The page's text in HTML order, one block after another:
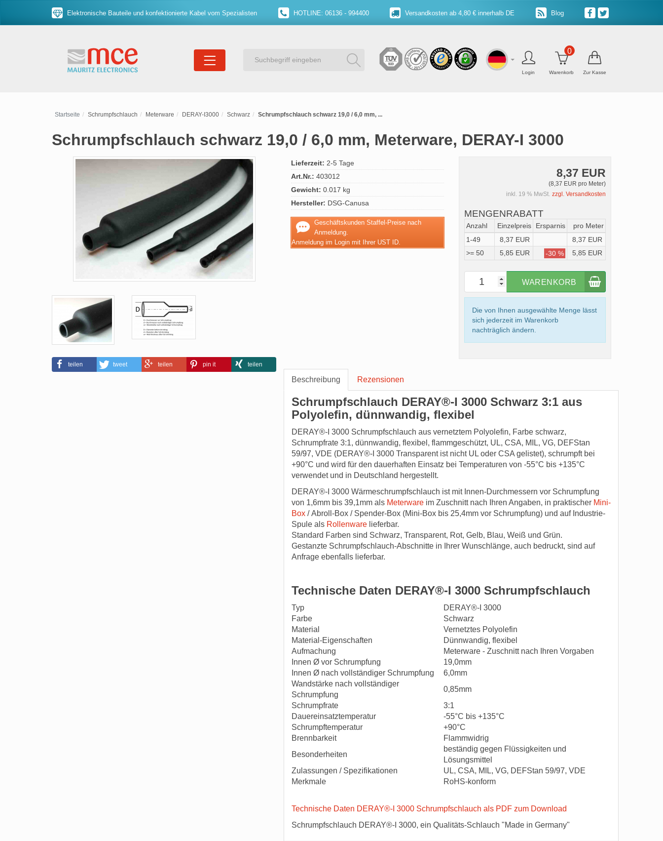
Elektronische Bauteile und konfektionierte Kabel vom Spezialisten HOTLINE: 06136 - 994400 Versandkosten ab 4,80 € innerhalb DE Blog
Login Warenkorb
0
Zur Kasse
Startseite Schrumpfschlauch Meterware DERAY-I3000 Schwarz Schrumpfschlauch schwarz 19,0 / 6,0 mm, ...
Schrumpfschlauch schwarz 19,0 / 6,0 mm, Meterware, DERAY-I 3000
teilen tweet teilen pin it teilen
Lieferzeit: 2-5 Tage
Art.Nr.: 403012
Gewicht: 0.017 kg
Hersteller: DSG-Canusa
Geschäftskunden Staffel-Preise nach
Anmeldung.
Anmeldung im Login mit Ihrer UST ID.
8,37 EUR
(8,37 EUR pro Meter)
inkl. 19 % MwSt. zzgl. Versandkosten
MENGENRABATT
Anzahl Einzelpreis Ersparnis
pro Meter
1-49
8,37 EUR
8,37 EUR
>= 50
5,85 EUR -30 % 5,85 EUR
WARENKORB
Die von Ihnen ausgewählte Menge lässt
sich jederzeit im Warenkorb
nachträglich ändern.
Beschreibung Rezensionen
Schrumpfschlauch DERAY®-I 3000 Schwarz 3:1 aus
Polyolefin, dünnwandig, flexibel
DERAY®-I 3000 Schrumpfschlauch aus vernetztem Polyolefin, Farbe schwarz,
Schrumpfrate 3:1, dünnwandig, flexibel, flammgeschützt, UL, CSA, MIL, VG, DEFStan
59/97, VDE (DERAY®-I 3000 Transparent ist nicht UL oder CSA gelistet), schrumpft bei
+90°C und wird für den dauerhaften Einsatz bei Temperaturen von -55°C bis +135°C
verwendet und in Deutschland hergestellt.
DERAY®-I 3000 Wärmeschrumpfschlauch ist mit Innen-Durchmessern vor Schrumpfung
von 1,6mm bis 39,1mm als Meterware im Zuschnitt nach Ihren Angaben, in praktischer Mini-
Box / Abroll-Box / Spender-Box (Mini-Box bis 25,4mm vor Schrumpfung) und auf Industrie-
Spule als Rollenware lieferbar.
Standard Farben sind Schwarz, Transparent, Rot, Gelb, Blau, Weiß und Grün.
Gestanzte Schrumpfschlauch-Abschnitte in Ihrer Wunschlänge, auch bedruckt, sind auf
Anfrage ebenfalls lieferbar.
Technische Daten DERAY®-I 3000 Schrumpfschlauch
Typ
DERAY®-I 3000
Farbe
Schwarz
Material
Vernetztes Polyolefin
Material-Eigenschaften
Dünnwandig, flexibel
Aufmachung
Meterware - Zuschnitt nach Ihren Vorgaben
Innen Ø vor Schrumpfung
19,0mm
Innen Ø nach vollständiger Schrumpfung
6,0mm
Wandstärke nach vollständiger
Schrumpfung
0,85mm
Schrumpfrate
3:1
Dauereinsatztemperatur
-55°C bis +135°C
Schrumpftemperatur
+90°C
Brennbarkeit
Flammwidrig
Besonderheiten
beständig gegen Flüssigkeiten und
Lösungsmittel
Zulassungen / Spezifikationen
UL, CSA, MIL, VG, DEFStan 59/97, VDE
Merkmale
RoHS-konform
Technische Daten DERAY®-I 3000 Schrumpfschlauch als PDF zum Download
Schrumpfschlauch DERAY®-I 3000, ein Qualitäts-Schlauch "Made in Germany"